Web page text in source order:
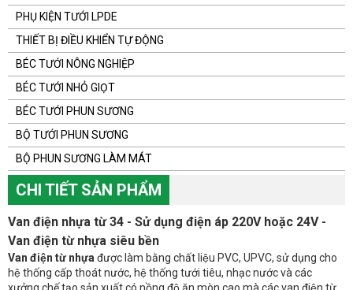
PHỤ KIỆN TƯỚI LPDE
THIẾT BỊ ĐIỀU KHIỂN TỰ ĐỘNG
BÉC TƯỚI NÔNG NGHIỆP
BÉC TƯỚI NHỎ GIỌT
BÉC TƯỚI PHUN SƯƠNG
BỘ TƯỚI PHUN SƯƠNG
BỘ PHUN SƯƠNG LÀM MÁT
CHI TIẾT SẢN PHẨM
Van điện nhựa từ 34 - Sử dụng điện áp 220V hoặc 24V -
Van điện từ nhựa siêu bền
Van điện từ nhựa được làm bằng chất liệu PVC, UPVC, sử dụng cho
hệ thống cấp thoát nước, hệ thống tưới tiêu, nhạc nước và các
xưởng chế tạo sản xuất có nồng độ ăn mòn cao mà các van điện từ